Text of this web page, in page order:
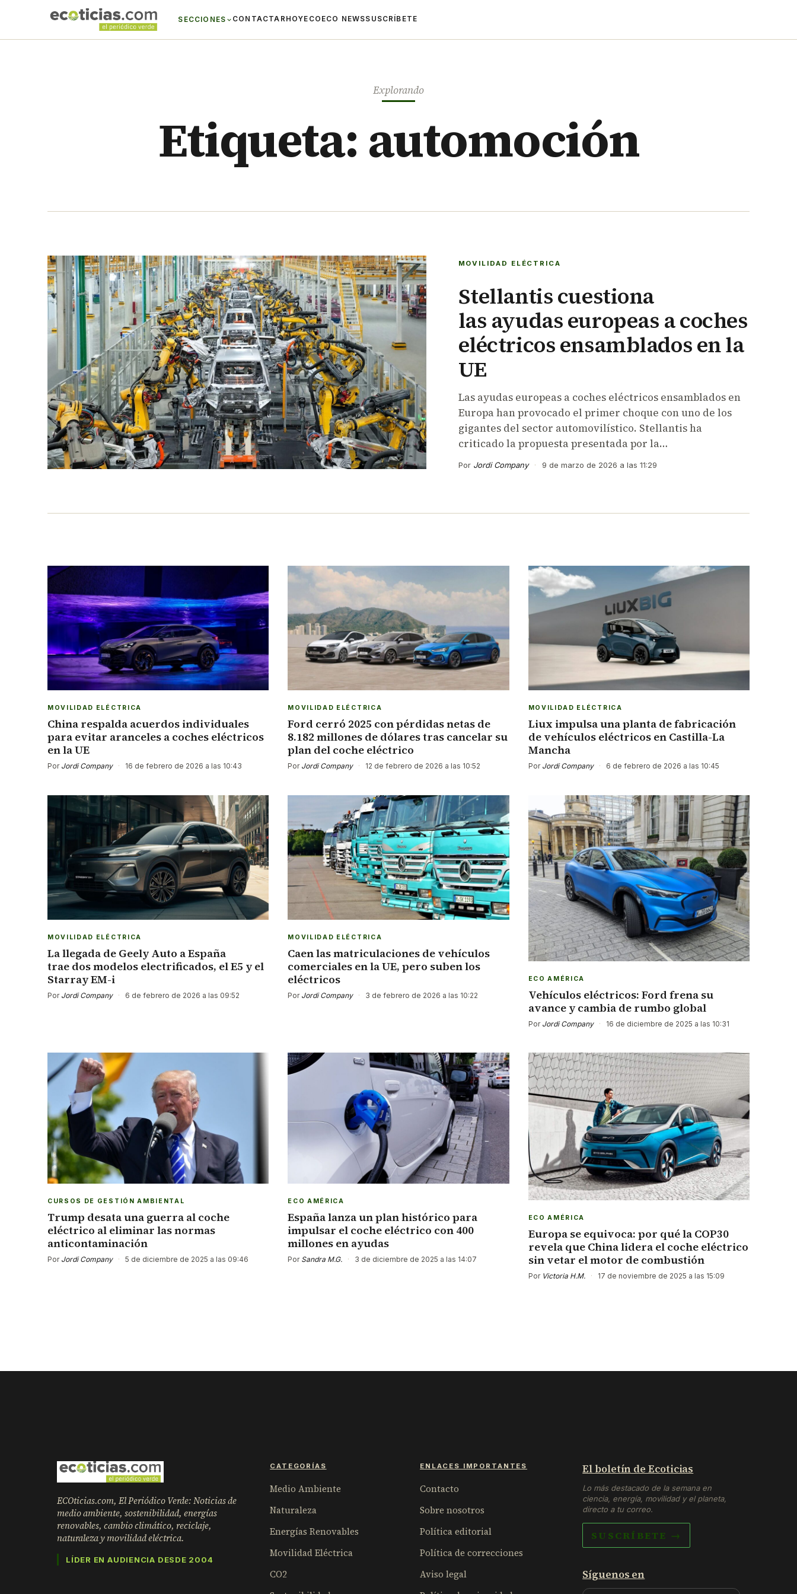
SECCIONES CONTACTAR HOYECO ECO NEWSSUSCRÍBETE
Explorando
Etiqueta: automoción
MOVILIDAD ELÉCTRICA
Stellantis cuestiona
las ayudas europeas a coches
eléctricos ensamblados en la
UE
Las ayudas europeas a coches eléctricos ensamblados en
Europa han provocado el primer choque con uno de los
gigantes del sector automovilístico. Stellantis ha
criticado la propuesta presentada por la…
Por Jordi Company · 9 de marzo de 2026 a las 11:29
MOVILIDAD ELÉCTRICA
China respalda acuerdos individuales
para evitar aranceles a coches eléctricos
en la UE
Por Jordi Company · 16 de febrero de 2026 a las 10:43
MOVILIDAD ELÉCTRICA
Ford cerró 2025 con pérdidas netas de
8.182 millones de dólares tras cancelar su
plan del coche eléctrico
Por Jordi Company · 12 de febrero de 2026 a las 10:52
MOVILIDAD ELÉCTRICA
Liux impulsa una planta de fabricación
de vehículos eléctricos en Castilla-La
Mancha
Por Jordi Company · 6 de febrero de 2026 a las 10:45
MOVILIDAD ELÉCTRICA
La llegada de Geely Auto a España
trae dos modelos electrificados, el E5 y el
Starray EM-i
Por Jordi Company · 6 de febrero de 2026 a las 09:52
MOVILIDAD ELÉCTRICA
Caen las matriculaciones de vehículos
comerciales en la UE, pero suben los
eléctricos
Por Jordi Company · 3 de febrero de 2026 a las 10:22
ECO AMÉRICA
Vehículos eléctricos: Ford frena su
avance y cambia de rumbo global
Por Jordi Company · 16 de diciembre de 2025 a las 10:31
CURSOS DE GESTIÓN AMBIENTAL
Trump desata una guerra al coche
eléctrico al eliminar las normas
anticontaminación
Por Jordi Company · 5 de diciembre de 2025 a las 09:46
ECO AMÉRICA
España lanza un plan histórico para
impulsar el coche eléctrico con 400
millones en ayudas
Por Sandra M.G. · 3 de diciembre de 2025 a las 14:07
ECO AMÉRICA
Europa se equivoca: por qué la COP30
revela que China lidera el coche eléctrico
sin vetar el motor de combustión
Por Victoria H.M. · 17 de noviembre de 2025 a las 15:09
ECOticias.com, El Periódico Verde: Noticias de
medio ambiente, sostenibilidad, energías
renovables, cambio climático, reciclaje,
naturaleza y movilidad eléctrica.
LÍDER EN AUDIENCIA DESDE 2004
CATEGORÍAS
Medio Ambiente
Naturaleza
Energías Renovables
Movilidad Eléctrica
CO2
ENLACES IMPORTANTES
Contacto
Sobre nosotros
Política editorial
Política de correcciones
Aviso legal
El boletín de Ecoticias
Lo más destacado de la semana en
ciencia, energía, movilidad y el planeta,
directo a tu correo.
SUSCRÍBETE →
Síguenos en